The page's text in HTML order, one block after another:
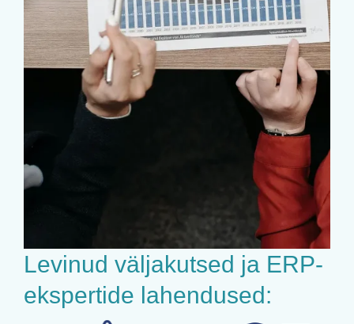
Levinud väljakutsed ja ERP-
ekspertide lahendused: